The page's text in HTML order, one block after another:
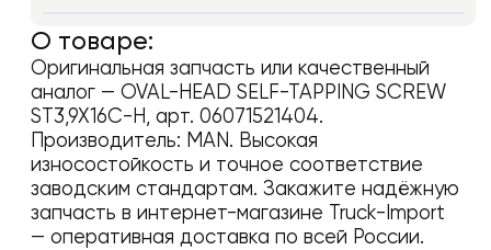
О товаре:
Оригинальная запчасть или качественный
аналог — OVAL-HEAD SELF-TAPPING SCREW
ST3,9X16C-H, арт. 06071521404.
Производитель: MAN. Высокая
износостойкость и точное соответствие
заводским стандартам. Закажите надёжную
запчасть в интернет-магазине Truck-Import
— оперативная доставка по всей России.